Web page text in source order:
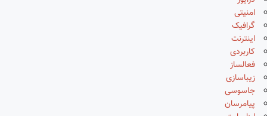
امنیتی
گرافیک
اینترنت
کاربردی
فعالساز
زیباسازی
جاسوسی
پیامرسان